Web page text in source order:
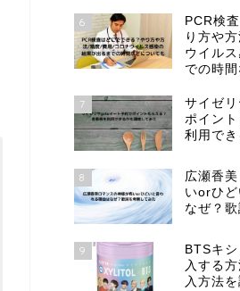
6
PCR検
り方や
ウイル
での時
7
サイゼ
ポイン
利用で
8
広瀬香
いorひ
なぜ？
9
BTSキ
入する
入方法